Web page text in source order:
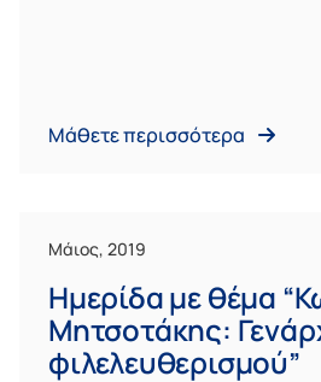
Μάθετε περισσότερα
Μάιος, 2019
Ημερίδα με θέμα
Μητσοτάκης:
φιλελευθερισμού”